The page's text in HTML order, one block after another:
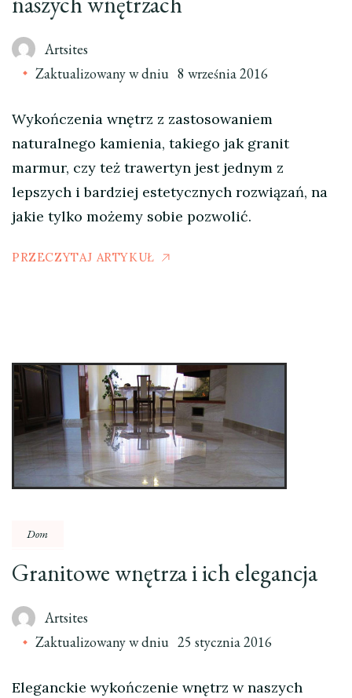
Artsites
Zaktualizowany w dniu 8 września 2016
Wykończenia wnętrz z zastosowaniem
naturalnego kamienia, takiego jak granit
marmur, czy też trawertyn jest jednym z
lepszych i bardziej estetycznych rozwiązań, na
jakie tylko możemy sobie pozwolić.
PRZECZYTAJ ARTYKUŁ
Dom
Granitowe wnętrza i ich elegancja
Artsites
Zaktualizowany w dniu 25 stycznia 2016
Eleganckie wykończenie wnętrz w naszych